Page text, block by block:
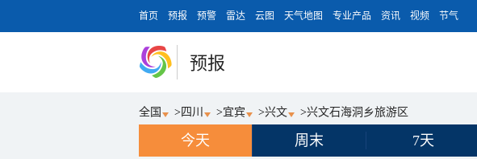
首页 预报 预警 雷达 云图 天气地图 专业产品 资讯 视频 节气
预报
全国 > 四川 >宜宾 >兴文 >兴文石海洞乡旅游区
今天 周末 7天